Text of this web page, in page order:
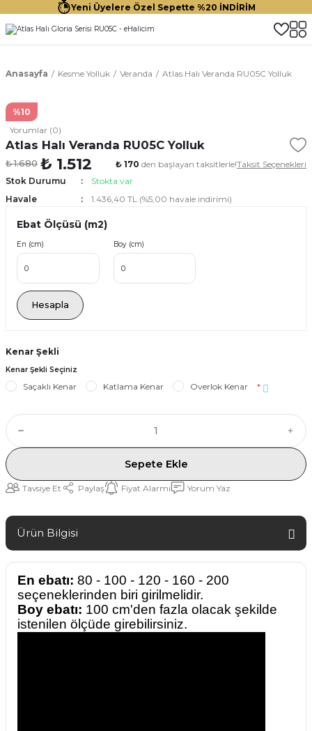
Yeni Üyelere Özel Sepette %20 İNDİRİM
Anasayfa Kesme Yolluk Veranda Atlas Halı Veranda RU05C Yolluk
%10
Yorumlar (0)
Atlas Halı Veranda RU05C Yolluk
₺ 1.680 ₺ 1.512 ₺ 170 den başlayan taksitlerle!Taksit Seçenekleri
Stok Durumu
Stokta var
Havale
1.436,40 TL (%5,00 havale indirimi)
Ebat Ölçüsü (m2)
En (cm) Boy (cm)
Hesapla
Kenar Şekli
Kenar Şekli Seçiniz
Saçaklı Kenar Katlama Kenar Overlok Kenar *
Sepete Ekle
Tavsiye Et Paylaş Fiyat Alarmı Yorum Yaz
Ürün Bilgisi
En ebatı: 80 - 100 - 120 - 160 - 200
seçeneklerinden biri girilmelidir.
Boy ebatı: 100 cm'den fazla olacak şekilde
istenilen ölçüde girebilirsiniz.